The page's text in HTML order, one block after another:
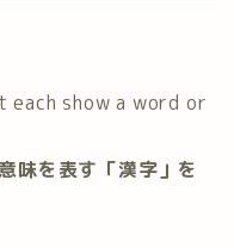
each show a word or
味を表す「漢字」を